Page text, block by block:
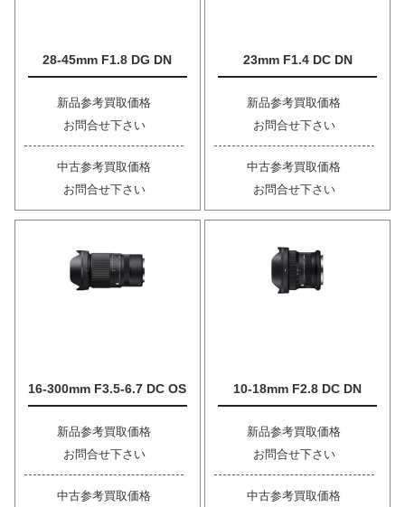
28-45mm F1.8 DG DN
新品参考買取価格
お問合せ下さい
中古参考買取価格
お問合せ下さい
23mm F1.4 DC DN
新品参考買取価格
お問合せ下さい
中古参考買取価格
お問合せ下さい
16-300mm F3.5-6.7 DC OS
新品参考買取価格
お問合せ下さい
中古参考買取価格
10-18mm F2.8 DC DN
新品参考買取価格
お問合せ下さい
中古参考買取価格